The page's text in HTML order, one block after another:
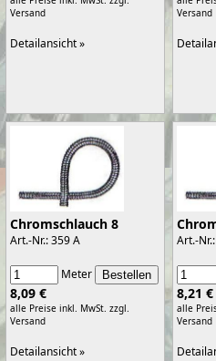
Versand
Detailansicht »
Versand
Chromschlauch 8
Art.-Nr.: 359 A
Meter
8,09 €
alle Preise inkl. MwSt. zzgl.
Versand
Detailansicht »
Art.-
8,21 €
alle
Versand